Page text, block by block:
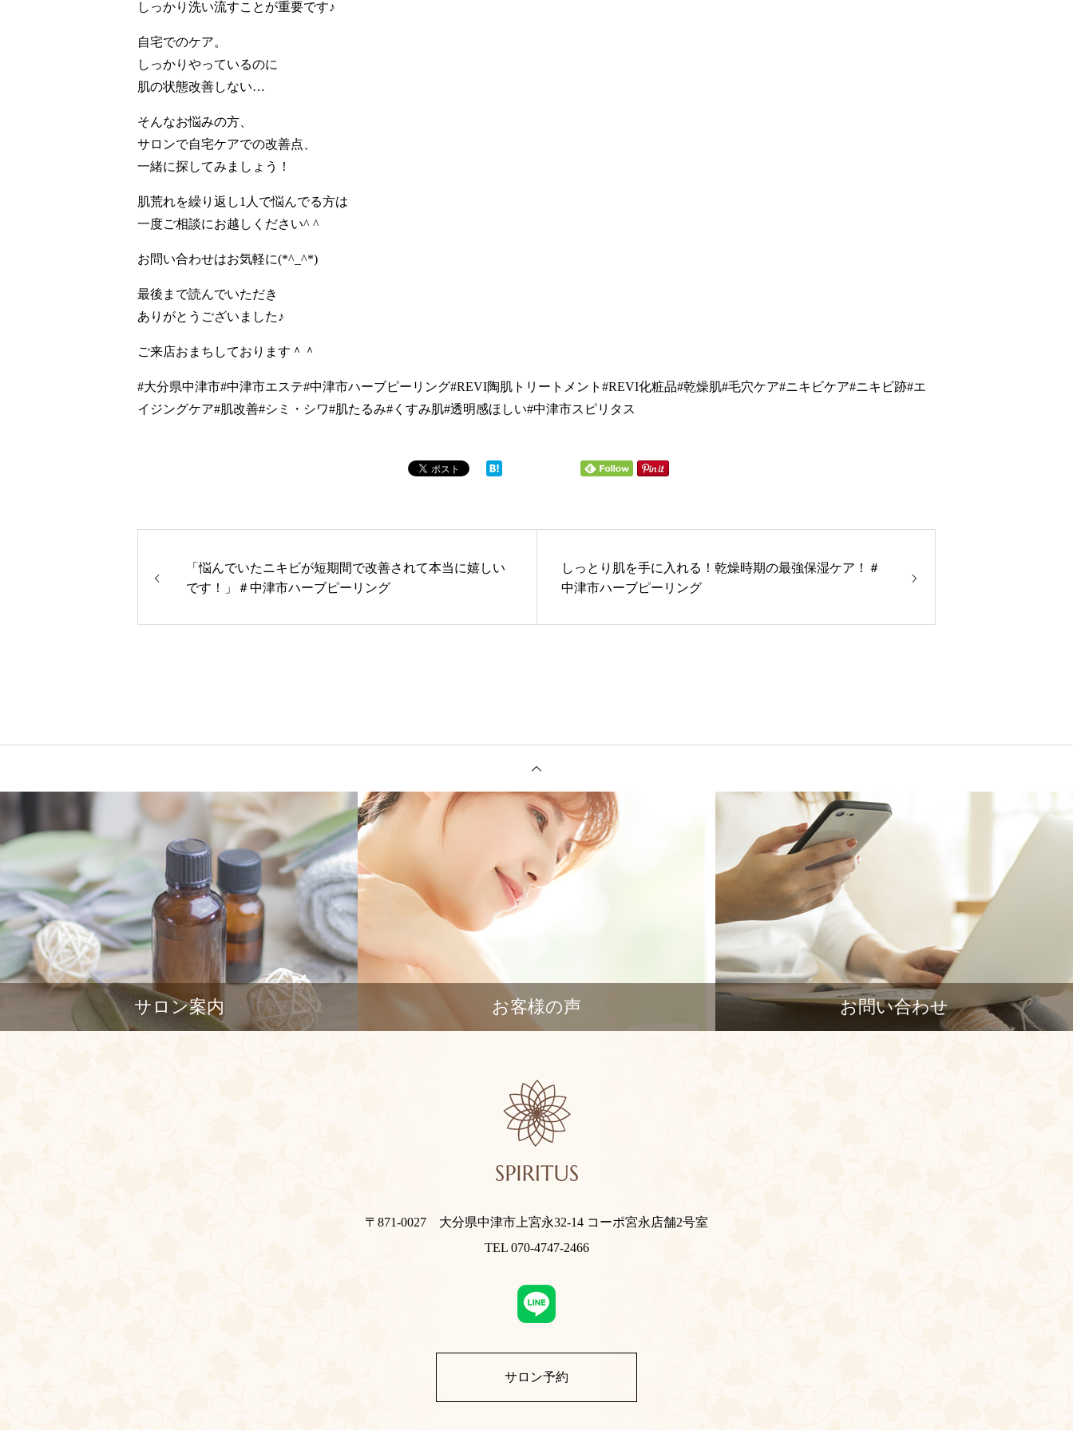
しっかり洗い流すことが重要です♪
自宅でのケア。
しっかりやっているのに
肌の状態改善しない…
そんなお悩みの方、
サロンで自宅ケアでの改善点、
一緒に探してみましょう！
肌荒れを繰り返し1人で悩んでる方は
一度ご相談にお越しください^ ^
お問い合わせはお気軽に(*^_^*)
最後まで読んでいただき
ありがとうございました♪
ご来店おまちしております＾＾
#大分県中津市#中津市エステ#中津市ハーブピーリング#REVI陶肌トリートメント#REVI化粧品#乾燥肌#毛穴ケア#ニキビケア#ニキビ跡#エ
イジングケア#肌改善#シミ・シワ#肌たるみ#くすみ肌#透明感ほしい#中津市スピリタス
「悩んでいたニキビが短期間で改善されて本当に嬉しい
です！」＃中津市ハーブピーリング
しっとり肌を手に入れる！乾燥時期の最強保湿ケア！＃
中津市ハーブピーリング
サロン案内 お客様の声 お問い合わせ
〒871-0027 大分県中津市上宮永32-14 コーポ宮永店舗2号室
TEL 070-4747-2466
サロン予約